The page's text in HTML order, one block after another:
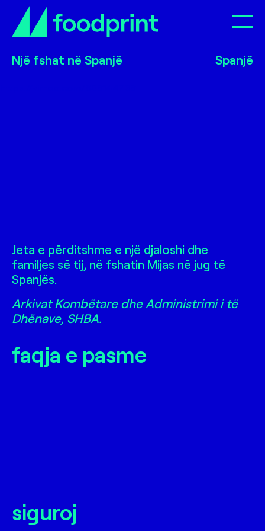
Një fshat në Spanjë
Një fshat në Spanjë
Një fshat në Spanjë Spanjë
Një fshat në Spanjë
Jeta e përditshme e një djaloshi dhe
familjes së tij, në fshatin Mijas në jug të
Spanjës.
Arkivat Kombëtare dhe Administrimi i të
Dhënave, SHBA.
faqja e pasme
siguroj